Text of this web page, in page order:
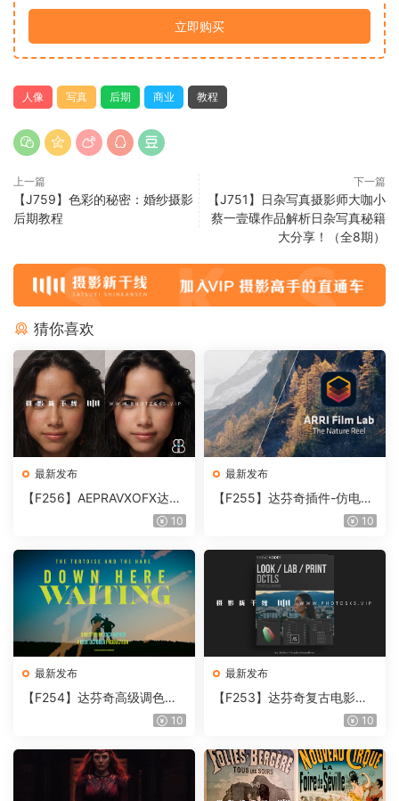
立即购买
人像 写真 后期 商业 教程
上一篇
【J759】色彩的秘密：婚纱摄影
后期教程
下一篇
【J751】日杂写真摄影师大咖小
蔡一壹碟作品解析日杂写真秘籍
大分享！（全8期）
猜你喜欢
最新发布
【F256】AEPRAVXOFX达芬
奇视频人像磨皮润肤美颜插件
10
最新发布
【F255】达芬奇插件-仿电影
胶片视频调色插件 ARRI Film
10
最新发布
【F254】达芬奇高级调色插
件 Contour V2.2.2 WinMac10
最新发布
【F253】达芬奇复古电影胶
片质感DCTL节点调色预设 M
T V4.0
10